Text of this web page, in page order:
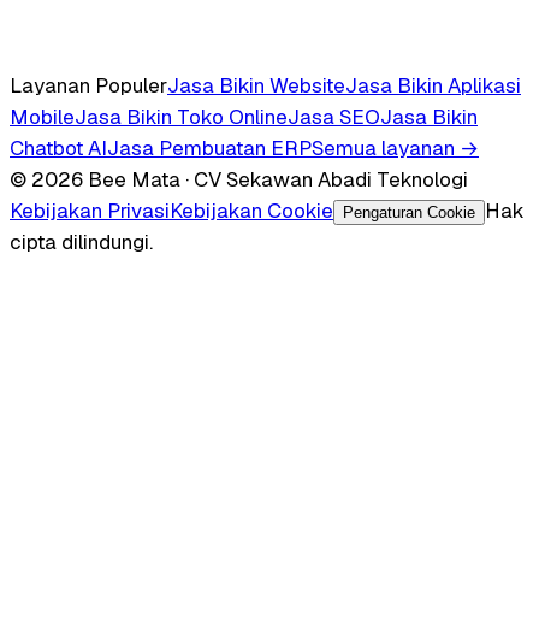
Layanan PopulerJasa Bikin WebsiteJasa Bikin Aplikasi
MobileJasa Bikin Toko OnlineJasa SEOJasa Bikin
Chatbot AIJasa Pembuatan ERPSemua layanan →
© 2026 Bee Mata · CV Sekawan Abadi Teknologi
Kebijakan PrivasiKebijakan Cookie Pengaturan Cookie
Hak
cipta dilindungi.